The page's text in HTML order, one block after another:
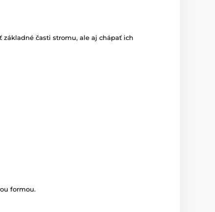
časti stromu, ale aj chápať ich
formou.